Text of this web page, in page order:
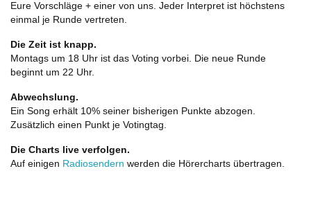
Eure Vorschläge + einer von uns. Jeder Interpret ist höchstens
einmal je Runde vertreten.
Die Zeit ist knapp.
Montags um 18 Uhr ist das Voting vorbei. Die neue Runde
beginnt um 22 Uhr.
Abwechslung.
Ein Song erhält 10% seiner bisherigen Punkte abzogen.
Zusätzlich einen Punkt je Votingtag.
Die Charts live verfolgen.
Auf einigen Radiosendern werden die Hörercharts übertragen.